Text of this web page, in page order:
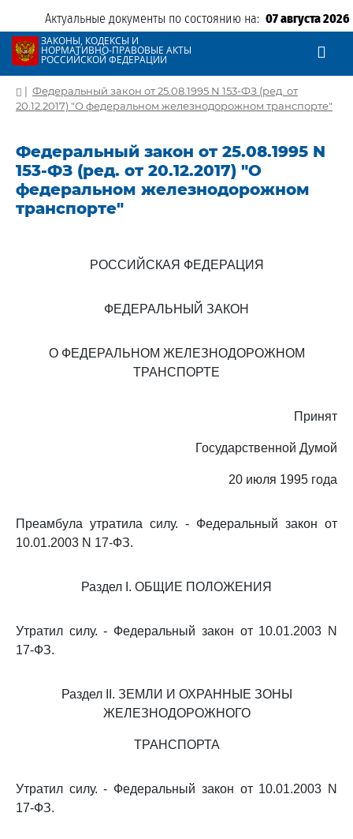
Актуальные документы по состоянию на: 07 августа 2026
ЗАКОНЫ, КОДЕКСЫ И
НОРМАТИВНО-ПРАВОВЫЕ АКТЫ
РОССИЙСКОЙ ФЕДЕРАЦИИ
| Федеральный закон от 25.08.1995 N 153-ФЗ (ред. от
20.12.2017) "О федеральном железнодорожном транспорте"
Федеральный закон от 25.08.1995 N
153-ФЗ (ред. от 20.12.2017) "О
федеральном железнодорожном
транспорте"
РОССИЙСКАЯ ФЕДЕРАЦИЯ
ФЕДЕРАЛЬНЫЙ ЗАКОН
О ФЕДЕРАЛЬНОМ ЖЕЛЕЗНОДОРОЖНОМ
ТРАНСПОРТЕ
Принят
Государственной Думой
20 июля 1995 года
Преамбула утратила силу. - Федеральный закон от
10.01.2003 N 17-ФЗ.
Раздел I. ОБЩИЕ ПОЛОЖЕНИЯ
Утратил силу. - Федеральный закон от 10.01.2003 N
17-ФЗ.
Раздел II. ЗЕМЛИ И ОХРАННЫЕ ЗОНЫ
ЖЕЛЕЗНОДОРОЖНОГО
ТРАНСПОРТА
Утратил силу. - Федеральный закон от 10.01.2003 N
17-ФЗ.